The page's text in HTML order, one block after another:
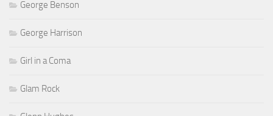
George Benson
George Harrison
Girl in a Coma
Glam Rock